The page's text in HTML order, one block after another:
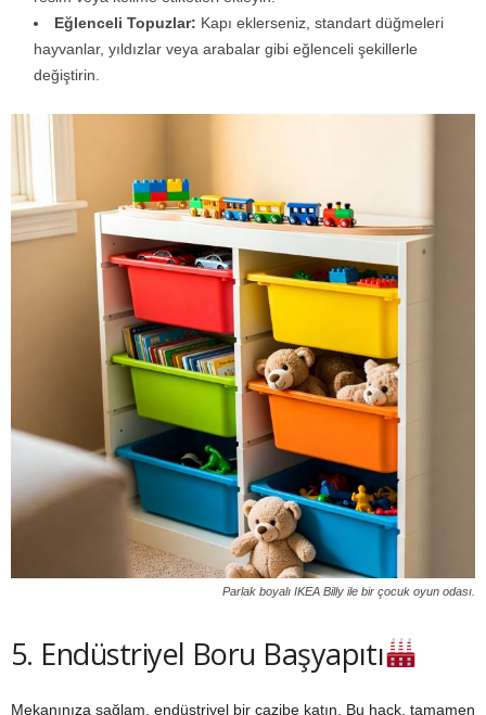
Eğlenceli Topuzlar: Kapı eklerseniz, standart düğmeleri
hayvanlar, yıldızlar veya arabalar gibi eğlenceli şekillerle
değiştirin.
Parlak boyalı IKEA Billy ile bir çocuk oyun odası.
5. Endüstriyel Boru Başyapıtı
Mekanınıza sağlam, endüstriyel bir cazibe katın. Bu hack, tamamen